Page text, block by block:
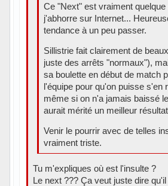
Ce "Next" est vraiment
j'abhorre sur Internet...
tendance à un peu passer.
Sillistrie fait clairement de
juste des arrêts "normaux"),
sa boulette en début de match
l'équipe pour qu'on puisse s'en
même si on n'a jamais baissé
aurait mérité un meilleur
Venir le pourrir avec de telles
vraiment triste.
Tu m'expliques où est l'insulte ?
Le next ??? Ça veut juste dire